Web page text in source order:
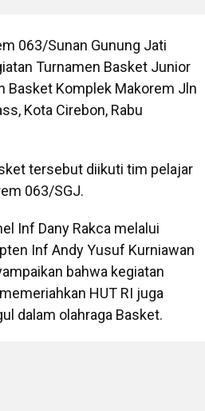
063/Sunan Gunung Jati
Turnamen Basket Junior
Basket Komplek Makorem Jln
Kota Cirebon, Rabu
tersebut diikuti tim pelajar
063/SGJ.
Inf Dany Rakca melalui
Inf Andy Yusuf Kurniawan
bahwa kegiatan
HUT RI juga
dalam olahraga Basket.